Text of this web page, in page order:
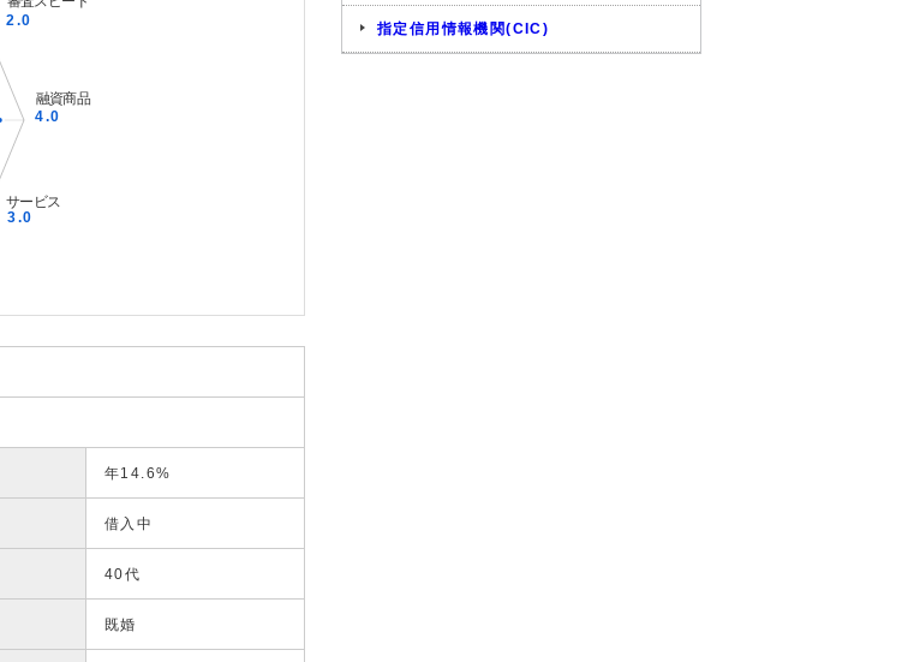
年14.6%
借入中
40代
既婚
指定信用情報機関(CIC)